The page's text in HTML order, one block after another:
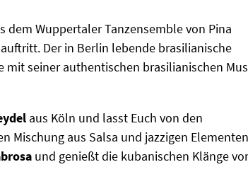
dem Wuppertaler Tanzensemble von Pina
auftritt. Der in Berlin lebende brasilianische
mit seiner authentischen brasilianischen
aus Köln und lasst Euch von den
Mischung aus Salsa und jazzigen Elementen
und genießt die kubanischen Klänge